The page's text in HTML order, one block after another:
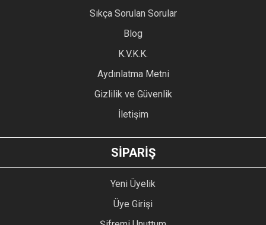
Sıkça Sorulan Sorular
Blog
K.V.K.K.
Aydınlatma Metni
Gizlilik ve Güvenlik
İletişim
SİPARİŞ
Yeni Üyelik
Üye Girişi